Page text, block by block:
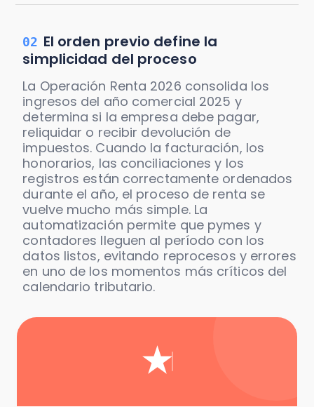
02 El orden previo define la
simplicidad del proceso
La Operación Renta 2026 consolida los
ingresos del año comercial 2025 y
determina si la empresa debe pagar,
reliquidar o recibir devolución de
impuestos. Cuando la facturación, los
honorarios, las conciliaciones y los
registros están correctamente ordenados
durante el año, el proceso de renta se
vuelve mucho más simple. La
automatización permite que pymes y
contadores lleguen al período con los
datos listos, evitando reprocesos y errores
en uno de los momentos más críticos del
calendario tributario.
★